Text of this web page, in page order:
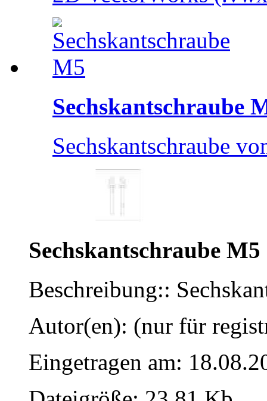
Sechskantschraube
Sechskantschraube
Sechskantschraube M5
Beschreibung::
Autor(en): (nur für
Eingetragen am: